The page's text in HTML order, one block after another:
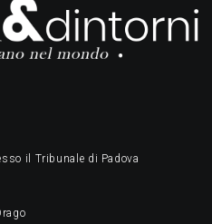
il Tribunale di Padova